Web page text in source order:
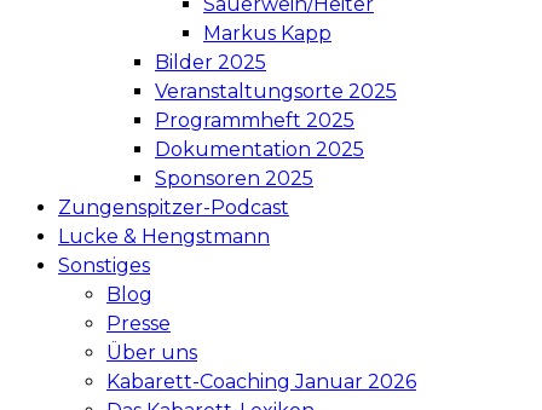
Markus Kapp
Bilder 2025
Veranstaltungsorte 2025
Programmheft 2025
Dokumentation 2025
Sponsoren 2025
Zungenspitzer-Podcast
Lucke & Hengstmann
Sonstiges
Blog
Presse
Über uns
Kabarett-Coaching Januar 2026